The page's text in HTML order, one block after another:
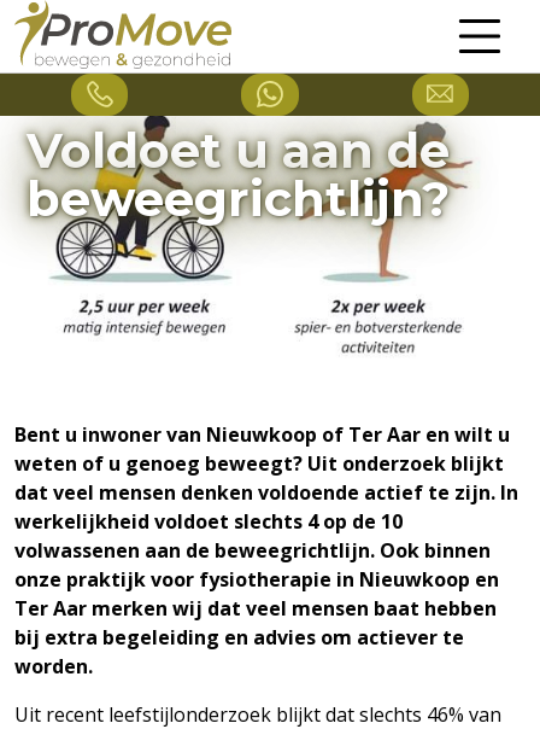
Voldoet u aan de
beweegrichtlijn?
Bent u inwoner van Nieuwkoop of Ter Aar en wilt u
weten of u genoeg beweegt? Uit onderzoek blijkt
dat veel mensen denken voldoende actief te zijn. In
werkelijkheid voldoet slechts 4 op de 10
volwassenen aan de beweegrichtlijn. Ook binnen
onze praktijk voor fysiotherapie in Nieuwkoop en
Ter Aar merken wij dat veel mensen baat hebben
bij extra begeleiding en advies om actiever te
worden.
Uit recent leefstijlonderzoek blijkt dat slechts 46% van